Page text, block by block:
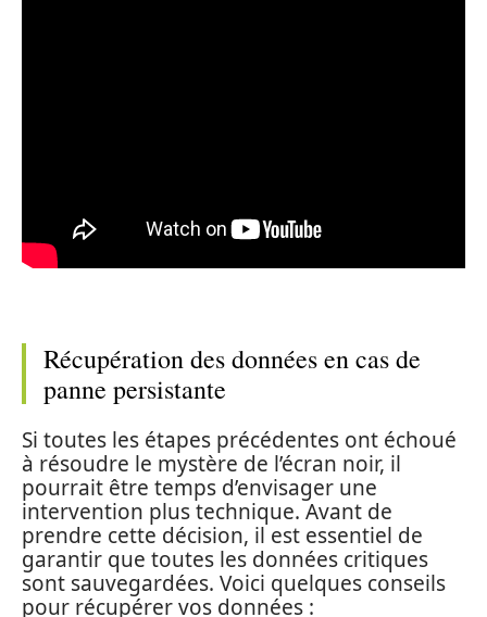
Récupération des données en cas de
panne persistante
Si toutes les étapes précédentes ont échoué
à résoudre le mystère de l’écran noir, il
pourrait être temps d’envisager une
intervention plus technique. Avant de
prendre cette décision, il est essentiel de
garantir que toutes les données critiques
sont sauvegardées. Voici quelques conseils
pour récupérer vos données :